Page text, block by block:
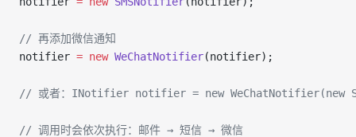
// 再添加微信通知
notifier = new WeChatNotifier(notifier);
// 或者：INotifier notifier = new WeChatNotifier(new
// 调用时会依次执行：邮件 → 短信 → 微信